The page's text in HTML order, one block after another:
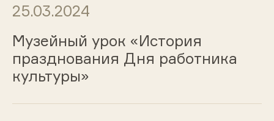
25.03.2024
Музейный урок «История
празднования Дня работника
культуры»